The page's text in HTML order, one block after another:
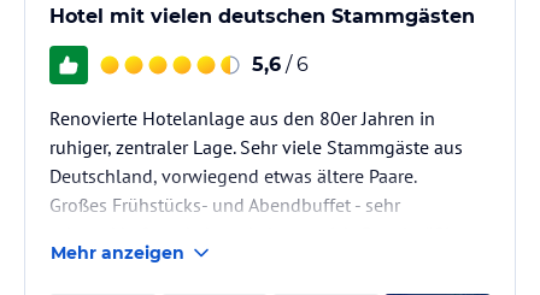
Hotel mit vielen deutschen Stammgästen
5,6 / 6
Renovierte Hotelanlage aus den 80er Jahren in
ruhiger, zentraler Lage. Sehr viele Stammgäste aus
Deutschland, vorwiegend etwas ältere Paare.
Großes Frühstücks- und Abendbuffet - sehr
musikalische Abendunterhaltung.
Mehr anzeigen